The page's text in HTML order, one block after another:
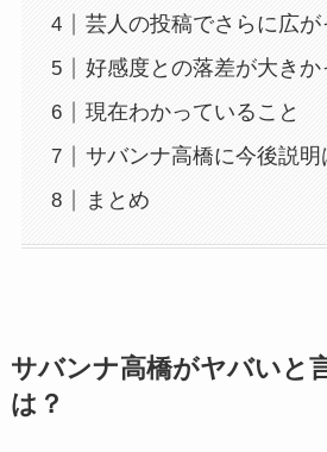
芸人の投稿でさらに広が
好感度との落差が大きか
現在わかっていること
サバンナ高橋に今後説明
まとめ
サバンナ高橋がヤバいと
は？